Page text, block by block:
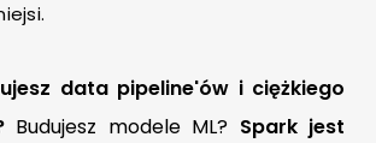
data pipeline'ów i ciężkiego
Budujesz modele ML? Spark jest